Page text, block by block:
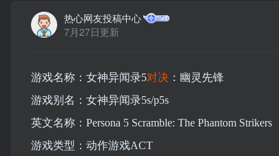
热心网友投稿中心
7月27日更新
游戏名称：女神异闻录5对决 ：幽灵先锋
游戏别名：女神异闻录5s/p5s
英文名称：Persona 5 Scramble: The Phantom Strikers
游戏类型：动作游戏ACT